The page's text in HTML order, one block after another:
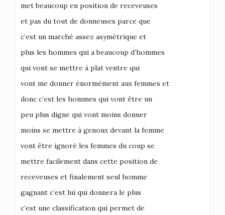
met beaucoup en position de receveuses
et pas du tout de donneuses parce que
c’est un marché assez asymétrique et
plus les hommes qui a beaucoup d’hommes
qui vont se mettre à plat ventre qui
vont me donner énormément aux femmes et
donc c’est les hommes qui vont être un
peu plus digne qui vont moins donner
moins se mettre à genoux devant la femme
vont être ignoré les femmes du coup se
mettre facilement dans cette position de
receveuses et finalement seul homme
gagnant c’est lui qui donnera le plus
c’est une classification qui permet de